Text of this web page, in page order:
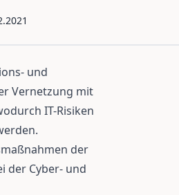
und
Vernetzung mit
IT-Risiken
der
der Cyber- und